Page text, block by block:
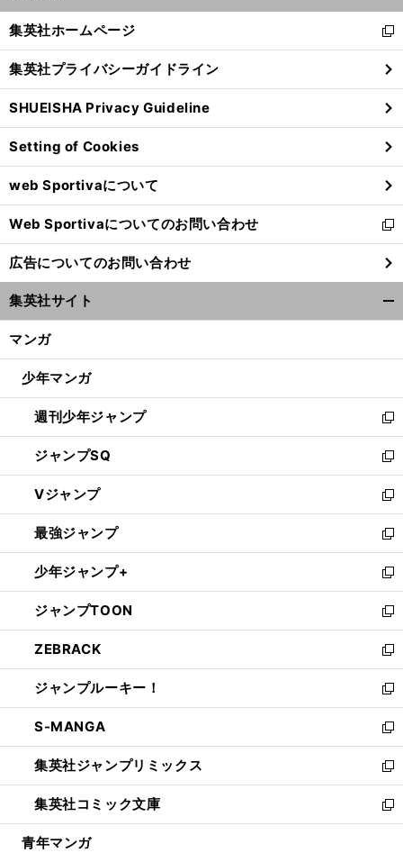
閉
る
集英社ホームページ
新
し
い
ウ
ィ
ン
ド
ウ
で
開
く
集英社プライバシーガイドライン
SHUEISHA Privacy Guideline
Setting of Cookies
web Sportivaについて
Web Sportivaについてのお問い合わせ
新
し
い
ウ
ィ
ン
ウ
開
く
広告についてのお問い合わせ
集英社サイト
マンガ
少年マンガ
週刊少年ジャンプ
新
し
い
ウ
ィ
ン
ド
ウ
で
開
く
ジャンプSQ
新
し
い
ウ
ィ
ン
ド
ウ
で
開
く
Vジャンプ
新
し
い
ウ
ィ
ン
ド
ウ
で
開
く
最強ジャンプ
新
し
い
ウ
ィ
ン
ド
ウ
で
開
く
少年ジャンプ+
新
し
い
ウ
ィ
ン
ド
ウ
で
開
く
ジャンプTOON
新
し
い
ウ
ィ
ン
ド
ウ
で
開
く
ZEBRACK
新
し
い
ウ
ィ
ン
ド
ウ
で
開
ジャンプルーキー！
新
し
い
ウ
ィ
ン
ド
ウ
S-MANGA
新
し
い
ウ
ィ
ン
集英社ジャンプリミックス
新
し
い
ウ
集英社コミック文庫
新
し
青年マンガ